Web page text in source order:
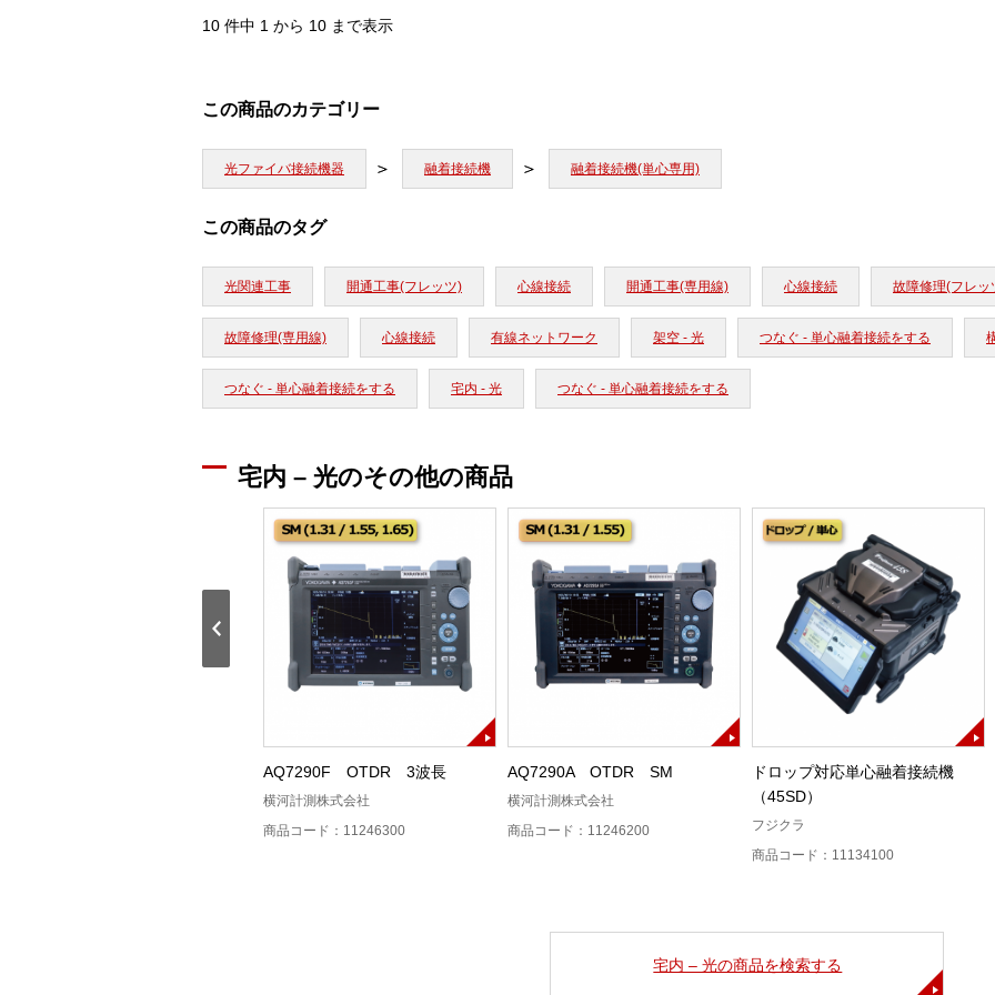
10 件中 1 から 10 まで表示
この商品のカテゴリー
光ファイバ接続機器 融着接続機 融着接続機(単心専用)
この商品のタグ
光関連工事 開通工事(フレッツ) 心線接続 開通工事(専用線) 心線接続 故障修理(フレッ
故障修理(専用線) 心線接続 有線ネットワーク 架空 - 光 つなぐ - 単心融着接続をする
つなぐ - 単心融着接続をする 宅内 - 光 つなぐ - 単心融着接続をする
宅内 – 光のその他の商品
AQ7290F OTDR 3波長
横河計測株式会社
商品コード：11246300
AQ7290A OTDR SM
横河計測株式会社
商品コード：11246200
ドロップ対応単心融着接続機
（45SD）
フジクラ
商品コード：11134100
宅内 – 光の商品を検索する